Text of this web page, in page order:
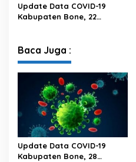
Update Data COVID-19
Kabupaten Bone, 22
Baca Juga :
Update Data COVID-19
Kabupaten Bone, 28